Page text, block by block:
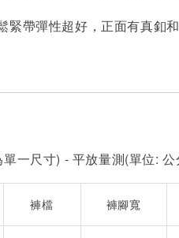
緊帶彈性超好，正面有真釦
單一尺寸) - 平放量測(單位: 公
褲檔 褲腳寬